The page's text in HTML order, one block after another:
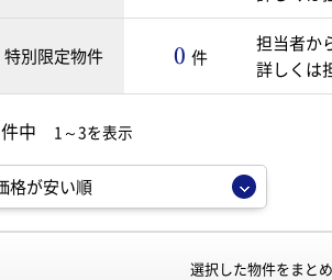
特別限定物件 0 件
担当者か
詳しくは
件中 1～3を表示
選択した物件をまと